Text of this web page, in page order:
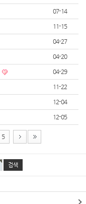
07-14
11-15
04-27
04-20
04-29
11-22
12-04
12-05
5